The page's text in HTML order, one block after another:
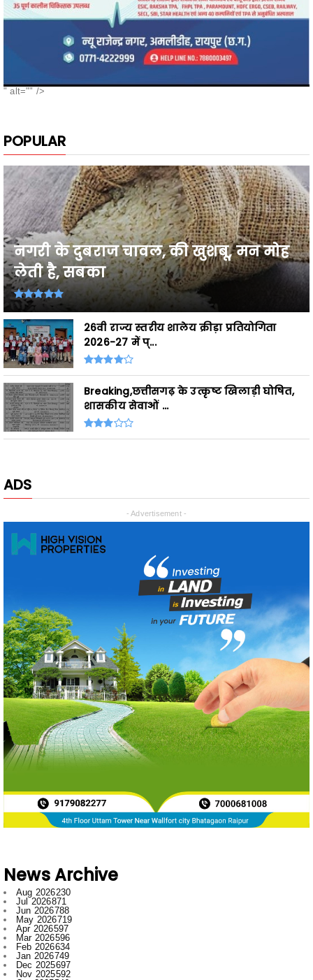
POPULAR
नगरी के दुबराज चावल, की खुशबू, मन मोह
लेती है, सबका
26वी राज्य स्तरीय शालेय क्रीड़ा प्रतियोगिता
2026-27 में प्...
Breaking,छत्तीसगढ़ के उत्कृष्ट खिलाड़ी घोषित,
शासकीय सेवाओं ...
ADS
News Archive
Jun 2026
788
May 2026719
Apr 2026597
Mar 2026596
Feb 2026634
Jan 2026749
Dec 2025697
Nov 2025592
Oct 2025546
Sept 2025662
Aug 2025669
Jul 2025776